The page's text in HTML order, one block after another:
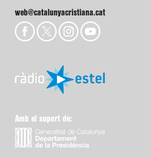
web@catalunyacristiana.cat
Amb el suport de: